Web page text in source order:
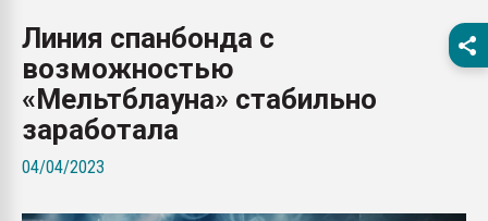
28.07.2026
ситуацией на
Всё, что касается
Линия спанбонда с
возможностью
«Мельтблауна» стабильно
заработала
04/04/2023